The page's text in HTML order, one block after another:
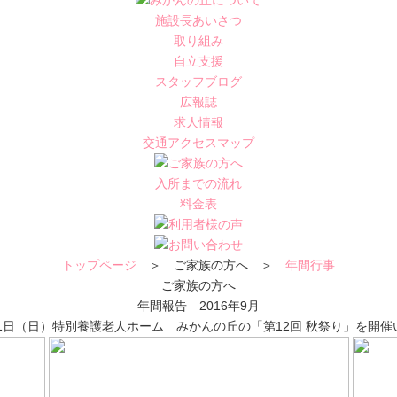
施設長あいさつ
取り組み
自立支援
スタッフブログ
広報誌
求人情報
交通アクセスマップ
入所までの流れ
料金表
トップページ ＞ ご家族の方へ ＞ 年間行事
ご家族の方へ
年間報告 2016年9月
（日）特別養護老人ホーム みかんの丘の「第12回 秋祭り」を開催